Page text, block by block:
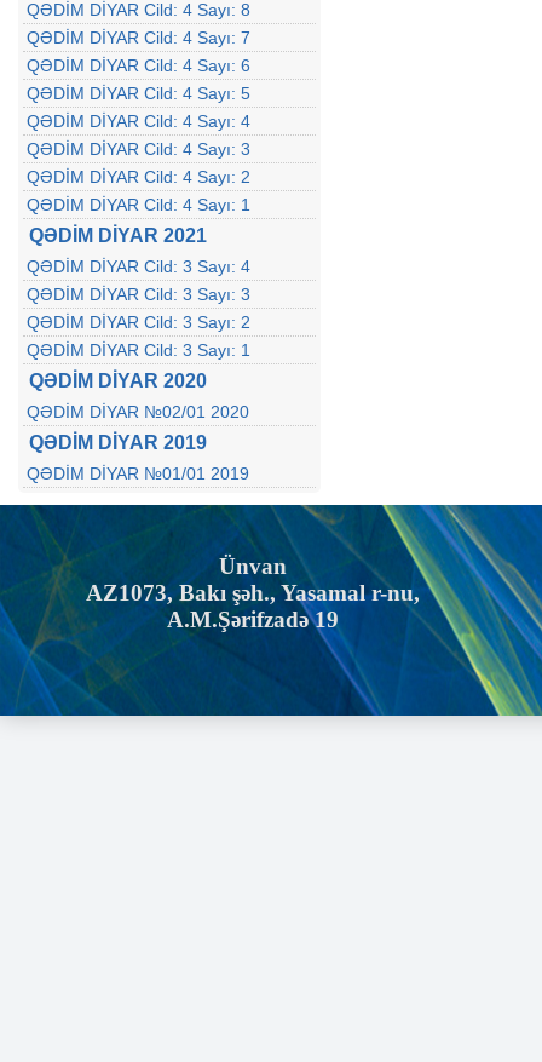
QƏDİM DİYAR Cild: 4 Sayı: 8
QƏDİM DİYAR Cild: 4 Sayı: 7
QƏDİM DİYAR Cild: 4 Sayı: 6
QƏDİM DİYAR Cild: 4 Sayı: 5
QƏDİM DİYAR Cild: 4 Sayı: 4
QƏDİM DİYAR Cild: 4 Sayı: 3
QƏDİM DİYAR Cild: 4 Sayı: 2
QƏDİM DİYAR Cild: 4 Sayı: 1
QƏDİM DİYAR 2021
QƏDİM DİYAR Cild: 3 Sayı: 4
QƏDİM DİYAR Cild: 3 Sayı: 3
QƏDİM DİYAR Cild: 3 Sayı: 2
QƏDİM DİYAR Cild: 3 Sayı: 1
QƏDİM DİYAR 2020
QƏDİM DİYAR №02/01 2020
QƏDİM DİYAR 2019
QƏDİM DİYAR №01/01 2019
Ünvan
AZ1073, Bakı şəh., Yasamal r-nu,
A.M.Şərifzadə 19